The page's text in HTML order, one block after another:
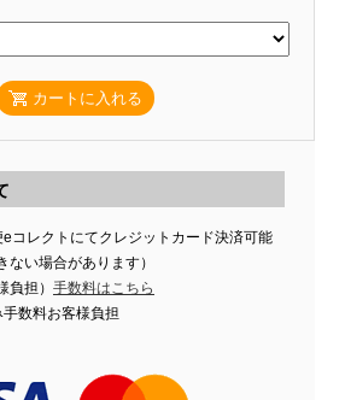
カートに入れる
コレクトにてクレジットカード決済可能
い場合があります）
担） 手数料はこちら
数料お客様負担